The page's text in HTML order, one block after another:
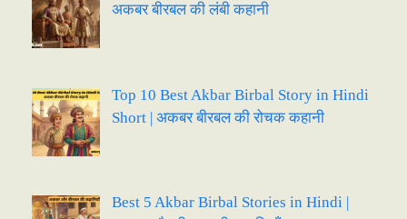
अकबर बीरबल की लंबी कहानी
Top 10 Best Akbar Birbal Story in Hindi
Short | अकबर बीरबल की रोचक कहानी
Best 5 Akbar Birbal Stories in Hindi |